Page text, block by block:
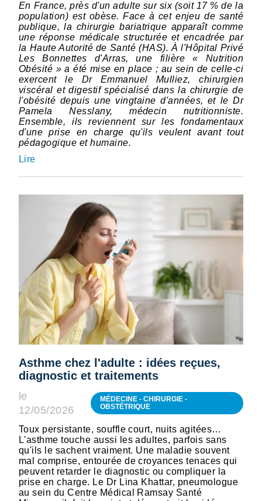
En France, près d'un adulte sur six (soit 17 % de la
population) est obèse. Face à cet enjeu de santé
publique, la chirurgie bariatrique apparaît comme
une réponse médicale structurée et encadrée par
la Haute Autorité de Santé (HAS). À l'Hôpital Privé
Les Bonnettes d'Arras, une filière « Nutrition
Obésité » a été mise en place ; au sein de celle-ci
exercent le Dr Emmanuel Mulliez, chirurgien
viscéral et digestif spécialisé dans la chirurgie de
l'obésité depuis une vingtaine d'années, et le Dr
Pamela Nesslany, médecin nutritionniste.
Ensemble, ils reviennent sur les fondamentaux
d'une prise en charge qu'ils veulent avant tout
pédagogique et humaine.
Lire
Asthme chez l'adulte : idées reçues,
diagnostic et traitements
le
12/05/2026
MÉDECINE - CHIRURGIE -
OBSTÉTRIQUE
Toux persistante, souffle court, nuits agitées…
L'asthme touche aussi les adultes, parfois sans
qu'ils le sachent vraiment. Une maladie souvent
mal comprise, entourée de croyances tenaces qui
peuvent retarder le diagnostic ou compliquer la
prise en charge. Le Dr Lina Khattar, pneumologue
au sein du Centre Médical Ramsay Santé